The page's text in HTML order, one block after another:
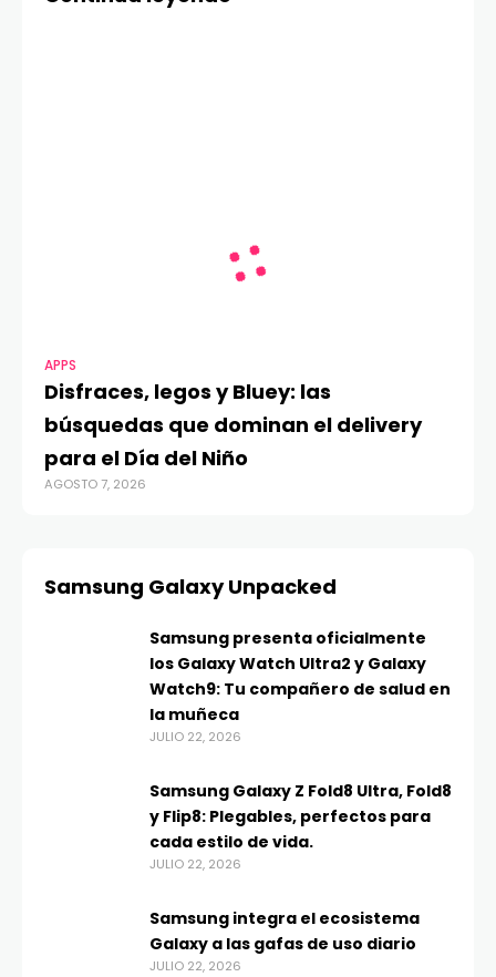
APPS
Disfraces, legos y Bluey: las
búsquedas que dominan el delivery
para el Día del Niño
AGOSTO 7, 2026
Samsung Galaxy Unpacked
Samsung presenta oficialmente
los Galaxy Watch Ultra2 y Galaxy
Watch9: Tu compañero de salud en
la muñeca
JULIO 22, 2026
Samsung Galaxy Z Fold8 Ultra, Fold8
y Flip8: Plegables, perfectos para
cada estilo de vida.
JULIO 22, 2026
Samsung integra el ecosistema
Galaxy a las gafas de uso diario
JULIO 22, 2026